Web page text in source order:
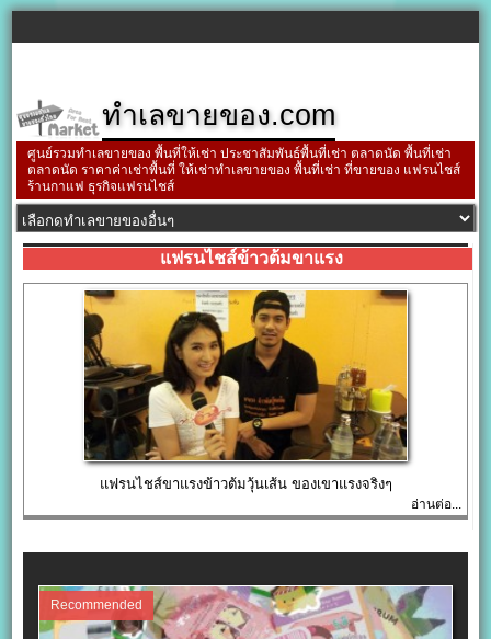
ทำเลขายของ.com
ศูนย์รวมทำเลขายของ พื้นที่ให้เช่า ประชาสัมพันธ์พื้นที่เช่า ตลาดนัด พื้นที่เช่า
ตลาดนัด ราคาค่าเช่าพื้นที่ ให้เช่าทำเลขายของ พื้นที่เช่า ที่ขายของ แฟรนไชส์
ร้านกาแฟ ธุรกิจแฟรนไชส์
แฟรนไชส์ข้าวต้มขาแรง
แฟรนไชส์ขาแรงข้าวต้มวุ้นเส้น ของเขาแรงจริงๆ
อ่านต่อ...
Recommended